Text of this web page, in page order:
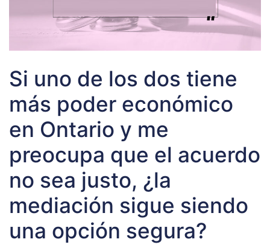
Si uno de los dos tiene
más poder económico
en Ontario y me
preocupa que el acuerdo
no sea justo, ¿la
mediación sigue siendo
una opción segura?